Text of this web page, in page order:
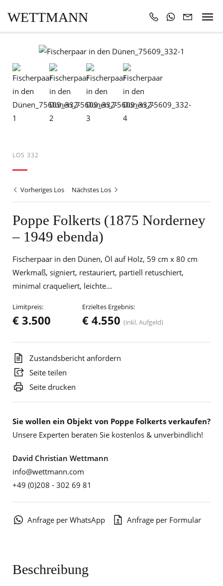
WETTMANN
LOS 332
Vorheriges Los Nächstes Los
Poppe Folkerts (1875 Norderney
– 1949 ebenda)
Fischerpaar in den Dünen, Öl auf Holz, 59 cm x 80 cm
Werkmaß, signiert, restauriert, partiell retuschiert,
minimal craqueliert, leichte...
Limitpreis:
€ 3.500
Erzieltes Ergebnis:
€ 4.550 (inkl. Aufgeld)
Zustandsbericht anfordern
Seite teilen
Seite drucken
Sie wollen ein Objekt von Poppe Folkerts verkaufen?
Unsere Experten beraten Sie kostenlos & unverbindlich!
David Christian Wettmann
info@wettmann.com
+49 (0)208 - 302 69 81
Anfrage per WhatsApp Anfrage per Formular
Beschreibung